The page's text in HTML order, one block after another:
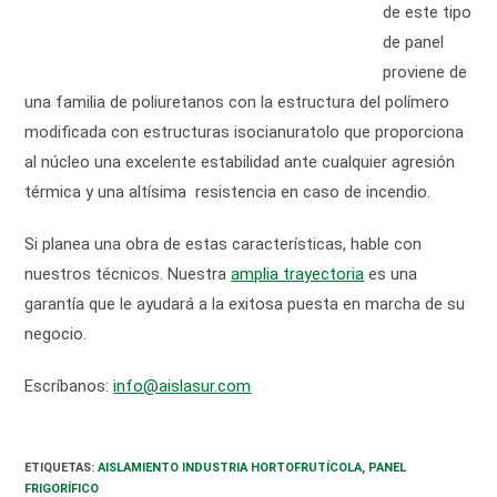
de este tipo
de panel
proviene de
una familia de poliuretanos con la estructura del polímero
modificada con estructuras isocianuratolo que proporciona
al núcleo una excelente estabilidad ante cualquier agresión
térmica y una altísima resistencia en caso de incendio.
Si planea una obra de estas características, hable con
nuestros técnicos. Nuestraamplia trayectoria es una
garantía que le ayudará a la exitosa puesta en marcha de su
negocio.
Escríbanos:info@aislasur.com
ETIQUETAS:AISLAMIENTO INDUSTRIA HORTOFRUTÍCOLA, PANEL
FRIGORÍFICO